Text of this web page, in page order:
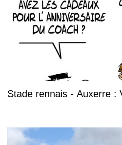
Stade rennais - Auxerre :